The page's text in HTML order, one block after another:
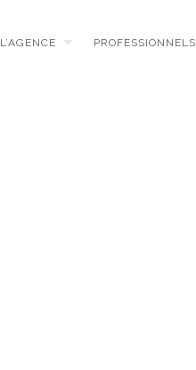
L’AGENCE PROFESSIONNELS